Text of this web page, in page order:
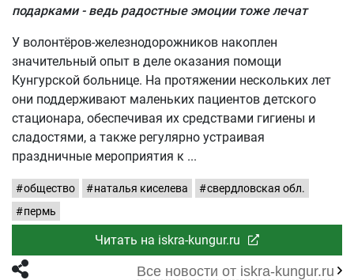
подарками - ведь радостные эмоции тоже лечат
У волонтёров-железнодорожников накоплен
значительный опыт в деле оказания помощи
Кунгурской больнице. На протяжении нескольких лет
они поддерживают маленьких пациентов детского
стационара, обеспечивая их средствами гигиены и
сладостями, а также регулярно устраивая
праздничные мероприятия к
общество наталья киселева
свердловская обл.
пермь
Читать на iskra-kungur.ru
Все новости от iskra-kungur.ru